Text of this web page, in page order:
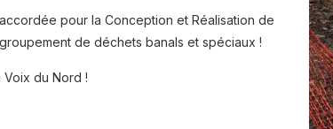
pour la Conception et Réalisation de
de déchets banals et spéciaux !
Voix du Nord !